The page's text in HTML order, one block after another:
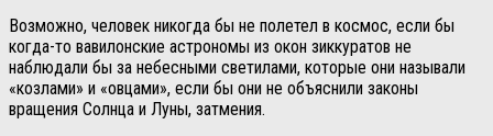
Возможно, человек никогда бы не полетел в космос, если бы
когда-то вавилонские астрономы из окон зиккуратов не
наблюдали бы за небесными светилами, которые они называли
«козлами» и «овцами», если бы они не объяснили законы
вращения Солнца и Луны, затмения.